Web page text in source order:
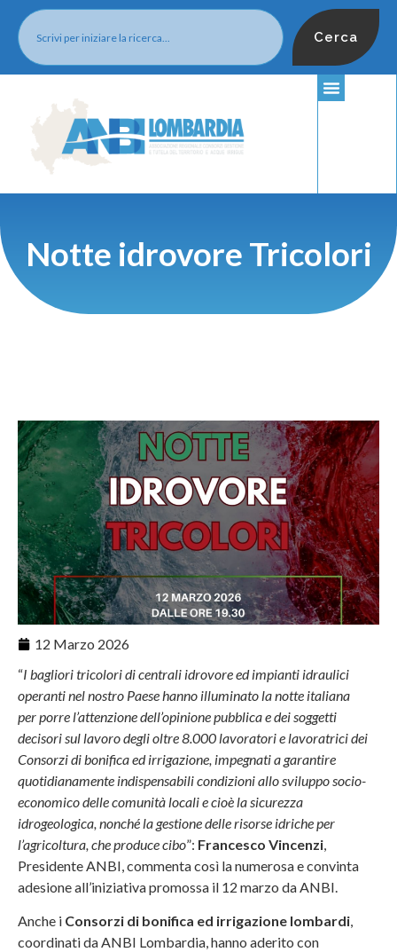
Cerca
Notte idrovore Tricolori
12 Marzo 2026
“I bagliori tricolori di centrali idrovore ed impianti idraulici
operanti nel nostro Paese hanno illuminato la notte italiana
per porre l’attenzione dell’opinione pubblica e dei soggetti
decisori sul lavoro degli oltre 8.000 lavoratori e lavoratrici dei
Consorzi di bonifica ed irrigazione, impegnati a garantire
quotidianamente indispensabili condizioni allo sviluppo socio-
economico delle comunità locali e cioè la sicurezza
idrogeologica, nonché la gestione delle risorse idriche per
l’agricoltura, che produce cibo”: Francesco Vincenzi,
Presidente ANBI, commenta così la numerosa e convinta
adesione all’iniziativa promossa il 12 marzo da ANBI.
Anche i Consorzi di bonifica ed irrigazione lombardi,
coordinati da ANBI Lombardia, hanno aderito con